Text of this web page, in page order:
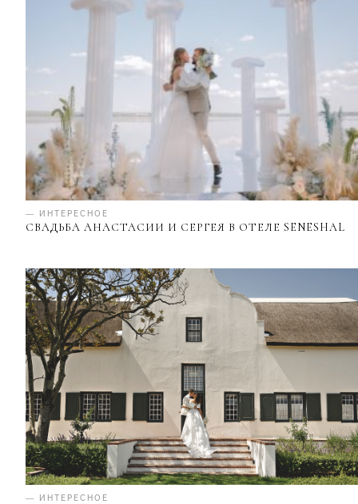
— ИНТЕРЕСНОЕ
СВАДЬБА АНАСТАСИИ И СЕРГЕЯ В ОТЕЛЕ SENESHAL
— ИНТЕРЕСНОЕ